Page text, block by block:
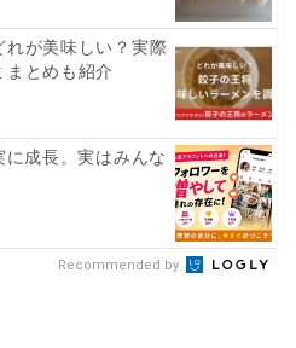
が美味しい？実際
まとめも紹介
に成長。実はみんな
Recommended by